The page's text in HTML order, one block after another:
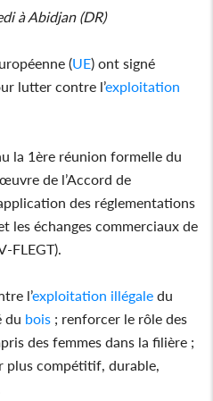
à Abidjan (DR)
(UE) ont signé
lutter contre l’exploitation
la 1ère réunion formelle du
de l’Accord de
des réglementations
les échanges commerciaux de
FLEGT).
l’exploitation illégale du
du bois ; renforcer le rôle des
des femmes dans la filière ;
plus compétitif, durable,